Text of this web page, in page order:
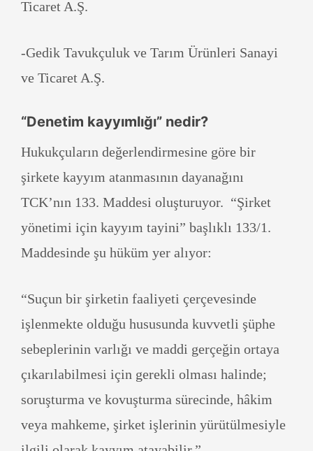
Ticaret A.Ş.
-Gedik Tavukçuluk ve Tarım Ürünleri Sanayi
ve Ticaret A.Ş.
“Denetim kayyımlığı” nedir?
Hukukçuların değerlendirmesine göre bir
şirkete kayyım atanmasının dayanağını
TCK’nın 133. Maddesi oluşturuyor. “Şirket
yönetimi için kayyım tayini” başlıklı 133/1.
Maddesinde şu hüküm yer alıyor:
“Suçun bir şirketin faaliyeti çerçevesinde
işlenmekte olduğu hususunda kuvvetli şüphe
sebeplerinin varlığı ve maddi gerçeğin ortaya
çıkarılabilmesi için gerekli olması halinde;
soruşturma ve kovuşturma sürecinde, hâkim
veya mahkeme, şirket işlerinin yürütülmesiyle